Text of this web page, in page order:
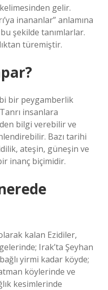
gelir.
inananlar” anlamına
şekilde tanımlarlar.
türemiştir.
bir peygamberlik
insanlara
bilgi verebilir ve
Bazı tarihi
ateşin, güneşin ve
inanç biçimidir.
kalan Ezidiler,
Irak’ta Şeyhan
bağlı yirmi kadar köyde;
köylerinde ve
kesimlerinde